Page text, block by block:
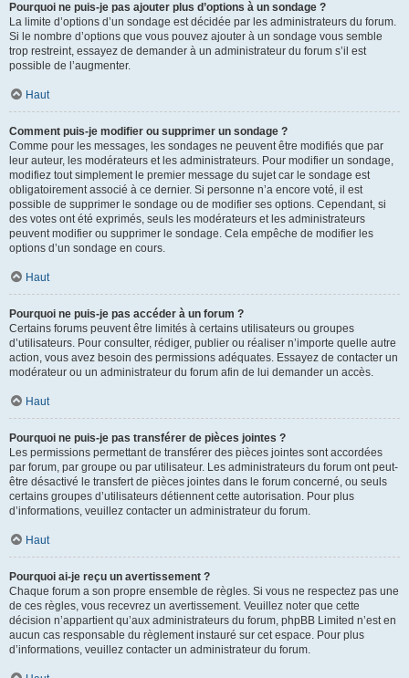
Pourquoi ne puis-je pas ajouter plus d’options à un sondage ?
La limite d’options d’un sondage est décidée par les administrateurs du forum.
Si le nombre d’options que vous pouvez ajouter à un sondage vous semble
trop restreint, essayez de demander à un administrateur du forum s’il est
possible de l’augmenter.
Haut
Comment puis-je modifier ou supprimer un sondage ?
Comme pour les messages, les sondages ne peuvent être modifiés que par
leur auteur, les modérateurs et les administrateurs. Pour modifier un sondage,
modifiez tout simplement le premier message du sujet car le sondage est
obligatoirement associé à ce dernier. Si personne n’a encore voté, il est
possible de supprimer le sondage ou de modifier ses options. Cependant, si
des votes ont été exprimés, seuls les modérateurs et les administrateurs
peuvent modifier ou supprimer le sondage. Cela empêche de modifier les
options d’un sondage en cours.
Haut
Pourquoi ne puis-je pas accéder à un forum ?
Certains forums peuvent être limités à certains utilisateurs ou groupes
d’utilisateurs. Pour consulter, rédiger, publier ou réaliser n’importe quelle autre
action, vous avez besoin des permissions adéquates. Essayez de contacter un
modérateur ou un administrateur du forum afin de lui demander un accès.
Haut
Pourquoi ne puis-je pas transférer de pièces jointes ?
Les permissions permettant de transférer des pièces jointes sont accordées
par forum, par groupe ou par utilisateur. Les administrateurs du forum ont peut-
être désactivé le transfert de pièces jointes dans le forum concerné, ou seuls
certains groupes d’utilisateurs détiennent cette autorisation. Pour plus
d’informations, veuillez contacter un administrateur du forum.
Haut
Pourquoi ai-je reçu un avertissement ?
Chaque forum a son propre ensemble de règles. Si vous ne respectez pas une
de ces règles, vous recevrez un avertissement. Veuillez noter que cette
décision n’appartient qu’aux administrateurs du forum, phpBB Limited n’est en
aucun cas responsable du règlement instauré sur cet espace. Pour plus
d’informations, veuillez contacter un administrateur du forum.